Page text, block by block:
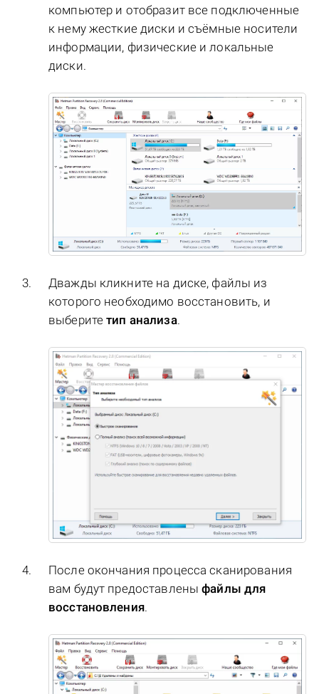
компьютер и отобразит все подключенные
к нему жесткие диски и съёмные носители
информации, физические и локальные
диски.
Дважды кликните на диске, файлы из
которого необходимо восстановить, и
выберитетип анализа.
После окончания процесса сканирования
вам будут предоставленыфайлы для
восстановления.